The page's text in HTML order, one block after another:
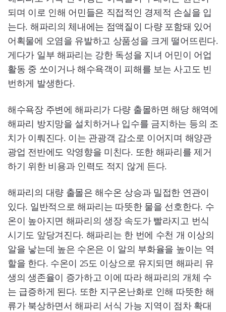
되며 이로 인해 어민들은 직접적인 경제적 손실을 입
는다. 해파리의 체내에는 점액질이 다량 포함돼 있어
어획물에 오염을 유발하고 상품성을 크게 떨어뜨린다.
게다가 일부 해파리는 강한 독성을 지녀 어민이 어업
활동 중 쏘이거나 해수욕객이 피해를 보는 사고도 빈
번하게 발생한다.
해수욕장 주변에 해파리가 다량 출몰하면 해당 해역에
해파리 방지망을 설치하거나 입수를 금지하는 등의 조
치가 이뤄진다. 이는 관광객 감소로 이어지며 해양관
광업 전반에도 악영향을 미친다. 또한 해파리를 제거
하기 위한 비용과 인력도 적지 않게 든다.
해파리의 대량 출몰은 해수온 상승과 밀접한 연관이
있다. 일반적으로 해파리는 따뜻한 물을 선호한다. 수
온이 높아지면 해파리의 생장 속도가 빨라지고 번식
시기도 앞당겨진다. 해파리는 한 번에 수천 개 이상의
알을 낳는데 높은 수온은 이 알의 부화율을 높이는 역
할을 한다. 수온이 25도 이상으로 유지되면 해파리 유
생의 생존율이 증가하고 이에 따라 해파리의 개체 수
는 급증하게 된다. 또한 지구온난화로 인해 따뜻한 해
류가 북상하면서 해파리 서식 가능 지역이 점차 확대